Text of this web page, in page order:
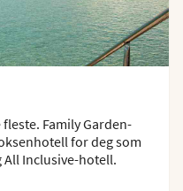
Family Garden-
for deg som
Inclusive-hotell.